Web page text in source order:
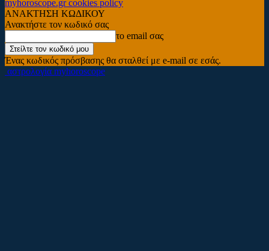
myhoroscope.gr cookies policy
ΑΝΑΚΤΗΣΗ ΚΩΔΙΚΟΥ
Ανακτήστε τον κωδικό σας
το email σας
Ένας κωδικός πρόσβασης θα σταλθεί με e-mail σε εσάς.
αστρολογία myhoroscope